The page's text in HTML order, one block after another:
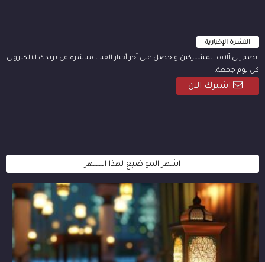
النشرة الإخبارية
انضم إلى آلاف المشتركين واحصل على آخر أخبار الفيب مباشرة في بريدك الالكتروني
كل يوم جمعة.
اشترك الان
اشهر المواضيع لهذا الشهر